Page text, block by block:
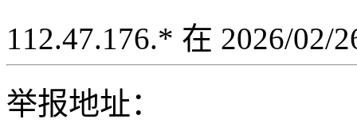
112.47.176.* 在 2026/02/
举报地址：